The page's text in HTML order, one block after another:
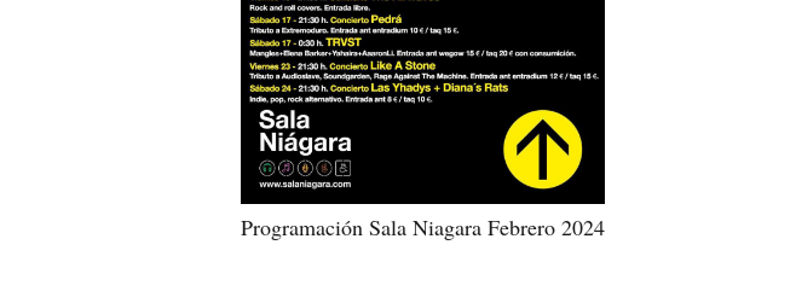
Programación Sala Niagara Febrero 2024